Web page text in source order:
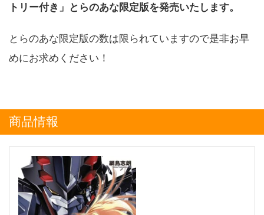
トリー付き」とらのあな限定版を発売いたします。
とらのあな限定版の数は限られていますので是非お早
めにお求めください！
商品情報